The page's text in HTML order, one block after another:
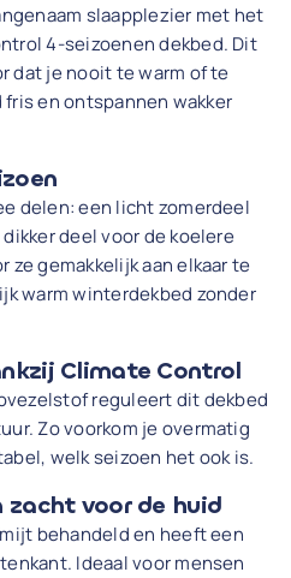
slaapplezier met het
4-seizoenen dekbed. Dit
dat je nooit te warm of te
en ontspannen wakker
delen: een licht zomerdeel
deel voor de koelere
gemakkelijk aan elkaar te
warm winterdekbed zonder
Climate Control
reguleert dit dekbed
Zo voorkom je overmatig
welk seizoen het ook is.
zacht voor de huid
behandeld en heeft een
Ideaal voor mensen